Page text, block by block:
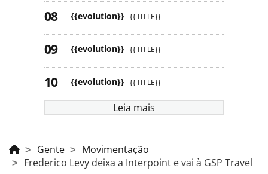
{{evolution}} {{TITLE}}
{{evolution}} {{TITLE}}
{{evolution}} {{TITLE}}
Leia mais
Gente
Movimentação
Frederico Levy deixa a Interpoint e vai à GSP Travel